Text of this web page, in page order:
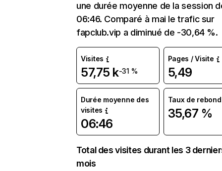
une durée moyenne de la session
06:46. Comparé à mai le trafic sur
fapclub.vip a diminué de -30,64 %.
Visites
57,75 k-31 %
Pages / Visite
5,49
Durée moyenne des
visites
06:46
Taux de rebond
35,67 %
Total des visites durant les 3
mois